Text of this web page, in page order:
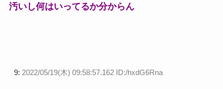
汚いし何はいってるか分からん
9: 2022/05/19(木) 09:58:57.162 ID:/hxdG6Rna